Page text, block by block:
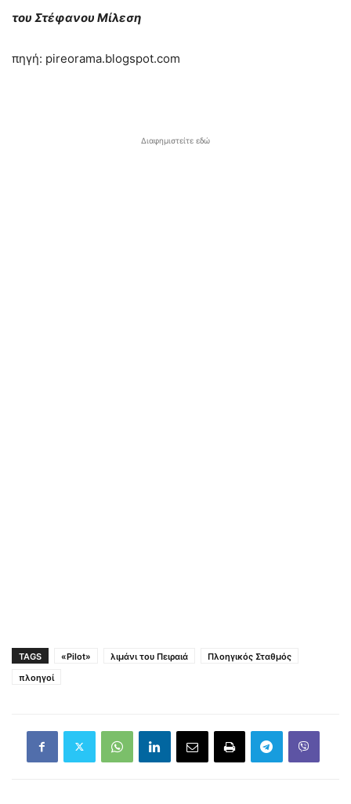
του Στέφανου Μίλεση
πηγή: pireorama.blogspot.com
Διαφημιστείτε εδώ
TAGS «Pilot» λιμάνι του Πειραιά
Πλοηγικός Σταθμός
πλοηγοί